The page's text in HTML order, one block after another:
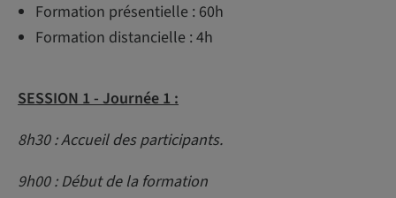
Formation présentielle : 60h
Formation distancielle : 4h
SESSION 1 -Journée 1 :
8h30 : Accueil des participants.
9h00 : Début de la formation